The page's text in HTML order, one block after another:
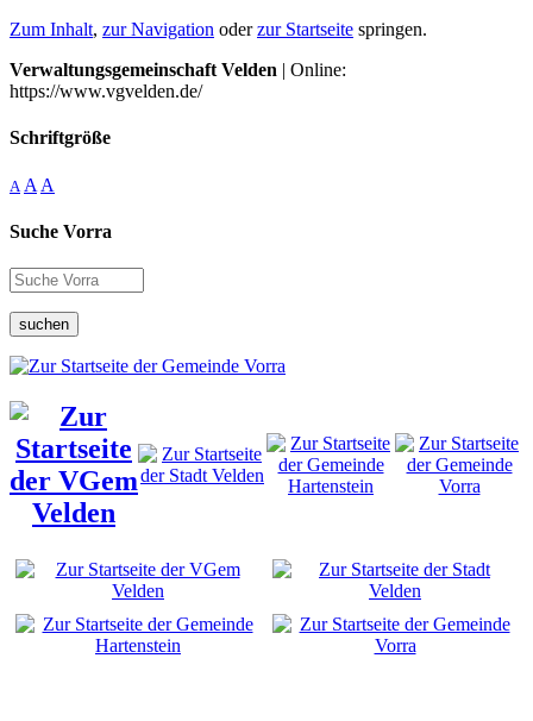
Zum Inhalt, zur Navigation oderzur Startseite springen.
Verwaltungsgemeinschaft Velden | Online:
https://www.vgvelden.de/
Schriftgröße
A A A
Suche Vorra
suchen